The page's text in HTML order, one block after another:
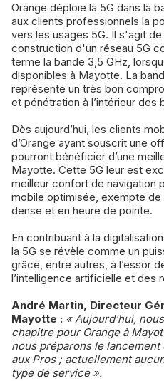
Orange déploie la 5G dans la
aux clients professionnels la
vers les usages 5G. Il s'agit
construction d'un réseau 5G
terme la bande 3,5 GHz,
disponibles à Mayotte. La
représente un très bon
et pénétration à l’intérieur des
Dès aujourd’hui, les clients
d’Orange ayant souscrit une
pourront bénéficier d’une
Mayotte. Cette 5G leur est
meilleur confort de navigation
mobile optimisée, exempte
dense et en heure de pointe.
En contribuant à la
la 5G se révèle comme un
grâce, entre autres, à l’essor
l’intelligence artificielle et des
André Martin, Directeur
Mayotte : « Aujourd'hui,
chapitre pour Orange à
nous préparons le lancement
aux Pros ; actuellement
type de service ».